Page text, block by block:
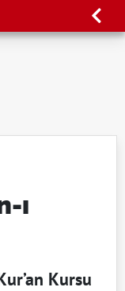
ı
Kursu